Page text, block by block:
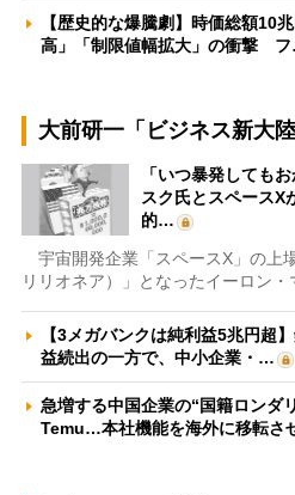
【歴史的な爆騰劇】時価総額10
高」「制限値幅拡大」の衝撃
大前研一「ビジネス新大
「いつ暴発しても
スク氏とスペースX
的…
宇宙開発企業「スペースX」の上
リリオネア）」となったイーロン・
【3メガバンクは純利益5兆円超
益続出の一方で、中小企業・…
急増する中国企業の“国籍ロンダ
Temu…本社機能を海外に移転さ